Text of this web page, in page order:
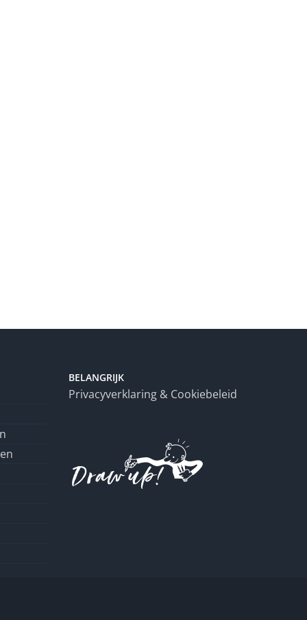
BELANGRIJK
Privacyverklaring & Cookiebeleid